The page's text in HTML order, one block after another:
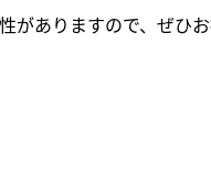
がありますので、ぜひ